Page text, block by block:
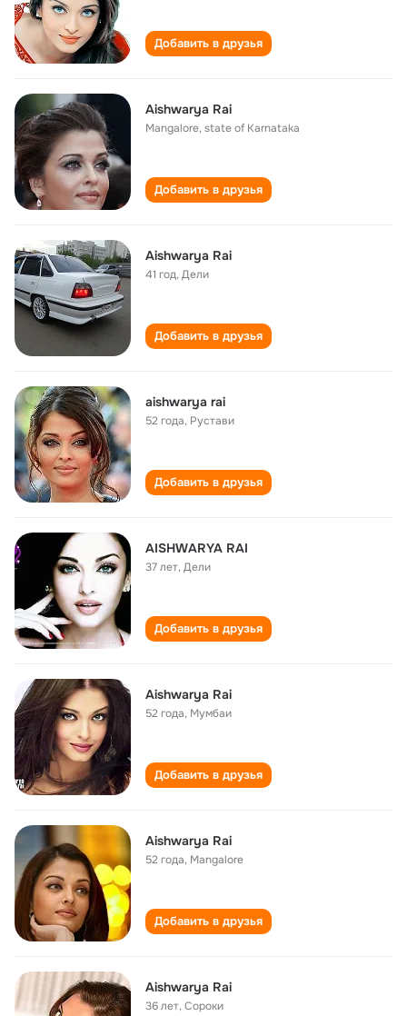
Добавить в друзья
Aishwarya Rai
Mangalore, state of Karnataka
Добавить в друзья
Aishwarya Rai
41 год,Дели
Добавить в друзья
aishwarya rai
52 года, Рустави
Добавить в друзья
AISHWARYA RAI
37 лет,Дели
Добавить в друзья
Aishwarya Rai
52 года, Мумбаи
Добавить в друзья
Aishwarya Rai
52 года, Mangalore
Добавить в друзья
Aishwarya Rai
36 лет,Сороки